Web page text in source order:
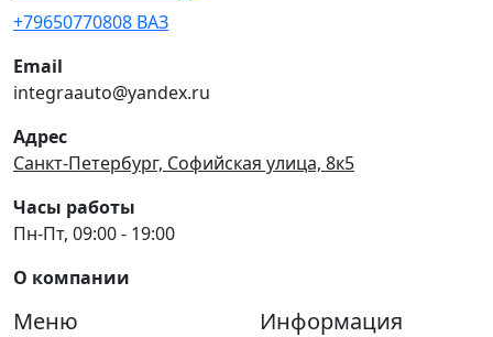
+79650770808 ВАЗ
Email
integraauto@yandex.ru
Адрес
Санкт-Петербург, Софийская улица, 8к5
Часы работы
Пн-Пт, 09:00 - 19:00
О компании
Меню Информация